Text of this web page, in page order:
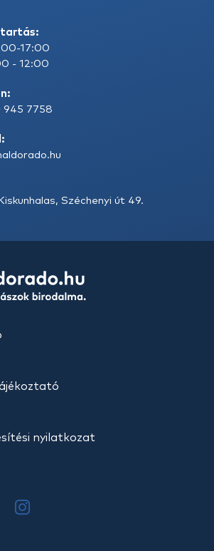
17:00
- 12:00
945 7758
Széchenyi út 49.
nyilatkozat